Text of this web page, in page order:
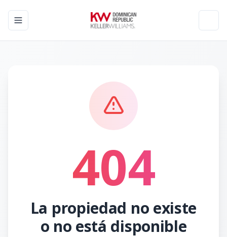
Toggle navigation menu
404
La propiedad no existe
o no está disponible